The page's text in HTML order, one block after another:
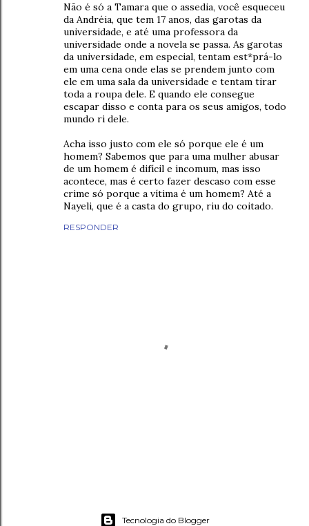
Não é só a Tamara que o assedia, você esqueceu
da Andréia, que tem 17 anos, das garotas da
universidade, e até uma professora da
universidade onde a novela se passa. As garotas
da universidade, em especial, tentam est*prá-lo
em uma cena onde elas se prendem junto com
ele em uma sala da universidade e tentam tirar
toda a roupa dele. E quando ele consegue
escapar disso e conta para os seus amigos, todo
mundo ri dele.
Acha isso justo com ele só porque ele é um
homem? Sabemos que para uma mulher abusar
de um homem é difícil e incomum, mas isso
acontece, mas é certo fazer descaso com esse
crime só porque a vítima é um homem? Até a
Nayeli, que é a casta do grupo, riu do coitado.
RESPONDER
Tecnologia do Blogger